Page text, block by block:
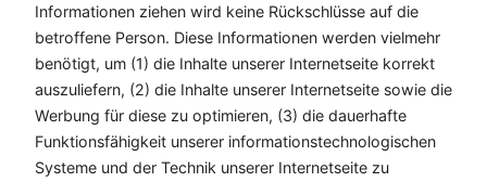
Informationen ziehen wird keine Rückschlüsse auf die
betroffene Person. Diese Informationen werden vielmehr
benötigt, um (1) die Inhalte unserer Internetseite korrekt
auszuliefern, (2) die Inhalte unserer Internetseite sowie die
Werbung für diese zu optimieren, (3) die dauerhafte
Funktionsfähigkeit unserer informationstechnologischen
Systeme und der Technik unserer Internetseite zu